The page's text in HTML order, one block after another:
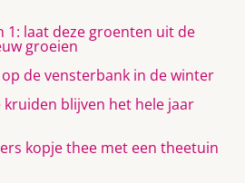
1: laat deze groenten uit de
groeien
de vensterbank in de winter
blijven het hele jaar
kopje thee met een theetuin